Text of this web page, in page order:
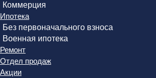
Коммерция
Ипотека
Без первоначального взноса
Военная ипотека
Ремонт
Отдел продаж
Акции